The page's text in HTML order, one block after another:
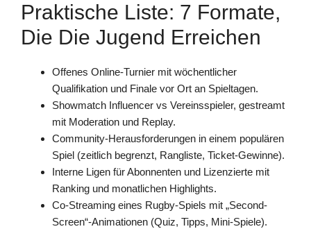
Praktische Liste: 7 Formate,
Die Die Jugend Erreichen
Offenes Online-Turnier mit wöchentlicher
Qualifikation und Finale vor Ort an Spieltagen.
Showmatch Influencer vs Vereinsspieler, gestreamt
mit Moderation und Replay.
Community-Herausforderungen in einem populären
Spiel (zeitlich begrenzt, Rangliste, Ticket-Gewinne).
Interne Ligen für Abonnenten und Lizenzierte mit
Ranking und monatlichen Highlights.
Co-Streaming eines Rugby-Spiels mit „Second-
Screen“-Animationen (Quiz, Tipps, Mini-Spiele).